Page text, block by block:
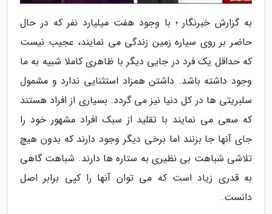
به گزارش خبرنگار ؛ با وجود هفت میلیارد نفر که در حال
حاضر بر روی سیاره زمین زندگی می نمایند، عجیب نیست
که حداقل یک فرد در جایی دیگر با ظاهری کاملا شبیه به ما
وجود داشته باشد. داشتن همزاد استثنایی ندارد و مشمول
سلبریتی ها در کل دنیا نیز می گردد. بسیاری از افراد هستند
که سعی می نمایند با تقلید از سبک افراد مشهور خود را
جای آنها جا بزنند اما برخی دیگر وجود دارند که بدون هیچ
تلاشی شباهت بی نظیری به ستاره ها دارند. شباهت گاهی
به قدری زیاد است که می توان آنها را کپی برابر اصل
دانست.